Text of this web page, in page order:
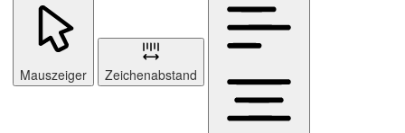
Mauszeiger Zeichenabstand